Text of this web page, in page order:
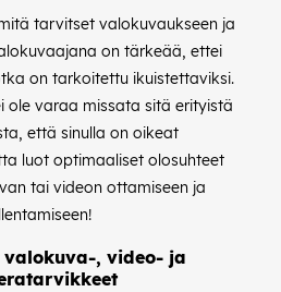
tarvitset valokuvaukseen ja
on tärkeää, ettei
on tarkoitettu ikuistettaviksi.
ole varaa missata sitä erityistä
että sinulla on oikeat
luot optimaaliset olosuhteet
tai videon ottamiseen ja
, video- ja